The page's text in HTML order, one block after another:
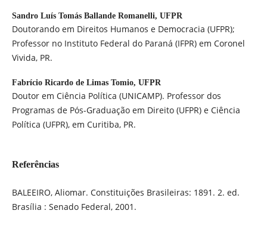
Sandro Luís Tomás Ballande Romanelli, UFPR
Doutorando em Direitos Humanos e Democracia (UFPR);
Professor no Instituto Federal do Paraná (IFPR) em Coronel
Vivida, PR.
Fabrício Ricardo de Limas Tomio, UFPR
Doutor em Ciência Política (UNICAMP). Professor dos
Programas de Pós-Graduação em Direito (UFPR) e Ciência
Política (UFPR), em Curitiba, PR.
Referências
BALEEIRO, Aliomar. Constituições Brasileiras: 1891. 2. ed.
Brasília : Senado Federal, 2001.